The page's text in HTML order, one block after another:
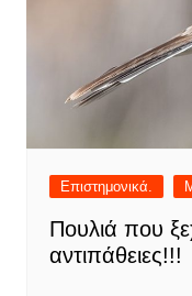
Επιστημονικά.
Πουλιά που
αντιπάθειες!!!